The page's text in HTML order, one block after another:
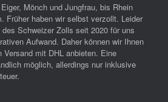
Mönch und Jungfrau, bis Rhein
Früher haben wir selbst verzollt. Leider
Schweizer Zolls seit 2020 für uns
Aufwand. Daher können wir Ihnen
Versand mit DHL anbieten. Eine
möglich, allerdings nur inklusive